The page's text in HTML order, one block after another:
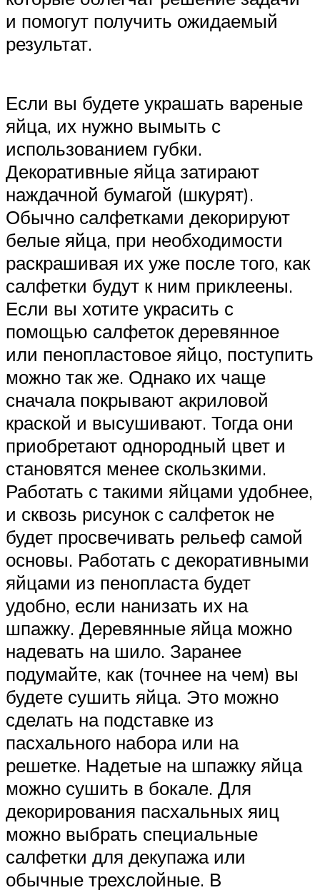
и помогут получить ожидаемый
результат.
Если вы будете украшать вареные
яйца, их нужно вымыть с
использованием губки.
Декоративные яйца затирают
наждачной бумагой (шкурят).
Обычно салфетками декорируют
белые яйца, при необходимости
раскрашивая их уже после того, как
салфетки будут к ним приклеены.
Если вы хотите украсить с
помощью салфеток деревянное
или пенопластовое яйцо, поступить
можно так же. Однако их чаще
сначала покрывают акриловой
краской и высушивают. Тогда они
приобретают однородный цвет и
становятся менее скользкими.
Работать с такими яйцами удобнее,
и сквозь рисунок с салфеток не
будет просвечивать рельеф самой
основы. Работать с декоративными
яйцами из пенопласта будет
удобно, если нанизать их на
шпажку. Деревянные яйца можно
надевать на шило. Заранее
подумайте, как (точнее на чем) вы
будете сушить яйца. Это можно
сделать на подставке из
пасхального набора или на
решетке. Надетые на шпажку яйца
можно сушить в бокале. Для
декорирования пасхальных яиц
можно выбрать специальные
салфетки для декупажа или
обычные трехслойные. В